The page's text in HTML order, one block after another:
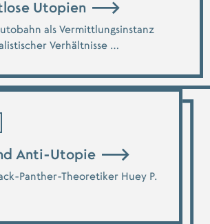
Utopien
als Vermittlungsinstanz
Verhältnisse …
Anti-Utopie
Panther-Theoretiker Huey P.